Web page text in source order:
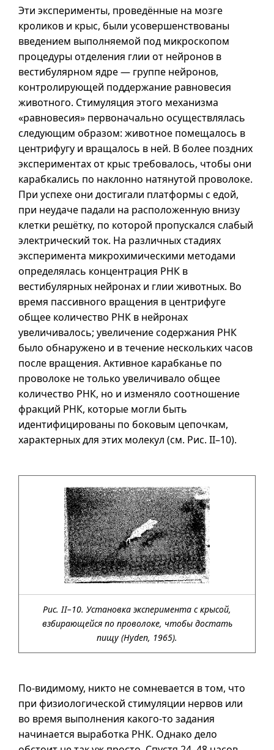
Эти эксперименты, проведённые на мозге
кроликов и крыс, были усовершенствованы
введением выполняемой под микроскопом
процедуры отделения глии от нейронов в
вестибулярном ядре — группе нейронов,
контролирующей поддержание равновесия
животного. Стимуляция этого механизма
«равновесия» первоначально осуществлялась
следующим образом: животное помещалось в
центрифугу и вращалось в ней. В более поздних
экспериментах от крыс требовалось, чтобы они
карабкались по наклонно натянутой проволоке.
При успехе они достигали платформы с едой,
при неудаче падали на расположенную внизу
клетки решётку, по которой пропускался слабый
электрический ток. На различных стадиях
эксперимента микрохимическими методами
определялась концентрация РНК в
вестибулярных нейронах и глии животных. Во
время пассивного вращения в центрифуге
общее количество РНК в нейронах
увеличивалось; увеличение содержания РНК
было обнаружено и втечение нескольких часов
после вращения. Активное карабканье по
проволоке не только увеличивало общее
количество РНК, но и изменяло соотношение
фракций РНК, которые могли быть
идентифицированы по боковым цепочкам,
характерных для этих молекул (см. Pис. II–10).
Рис. II–10. Установка эксперимента с крысой,
взбирающейся по проволоке, чтобы достать
пищу (Нуden, 1965).
По-видимому, никто не сомневается в том, что
при физиологической стимуляции нервов или
во время выполнения какого-то задания
начинается выработка РНК. Однако дело